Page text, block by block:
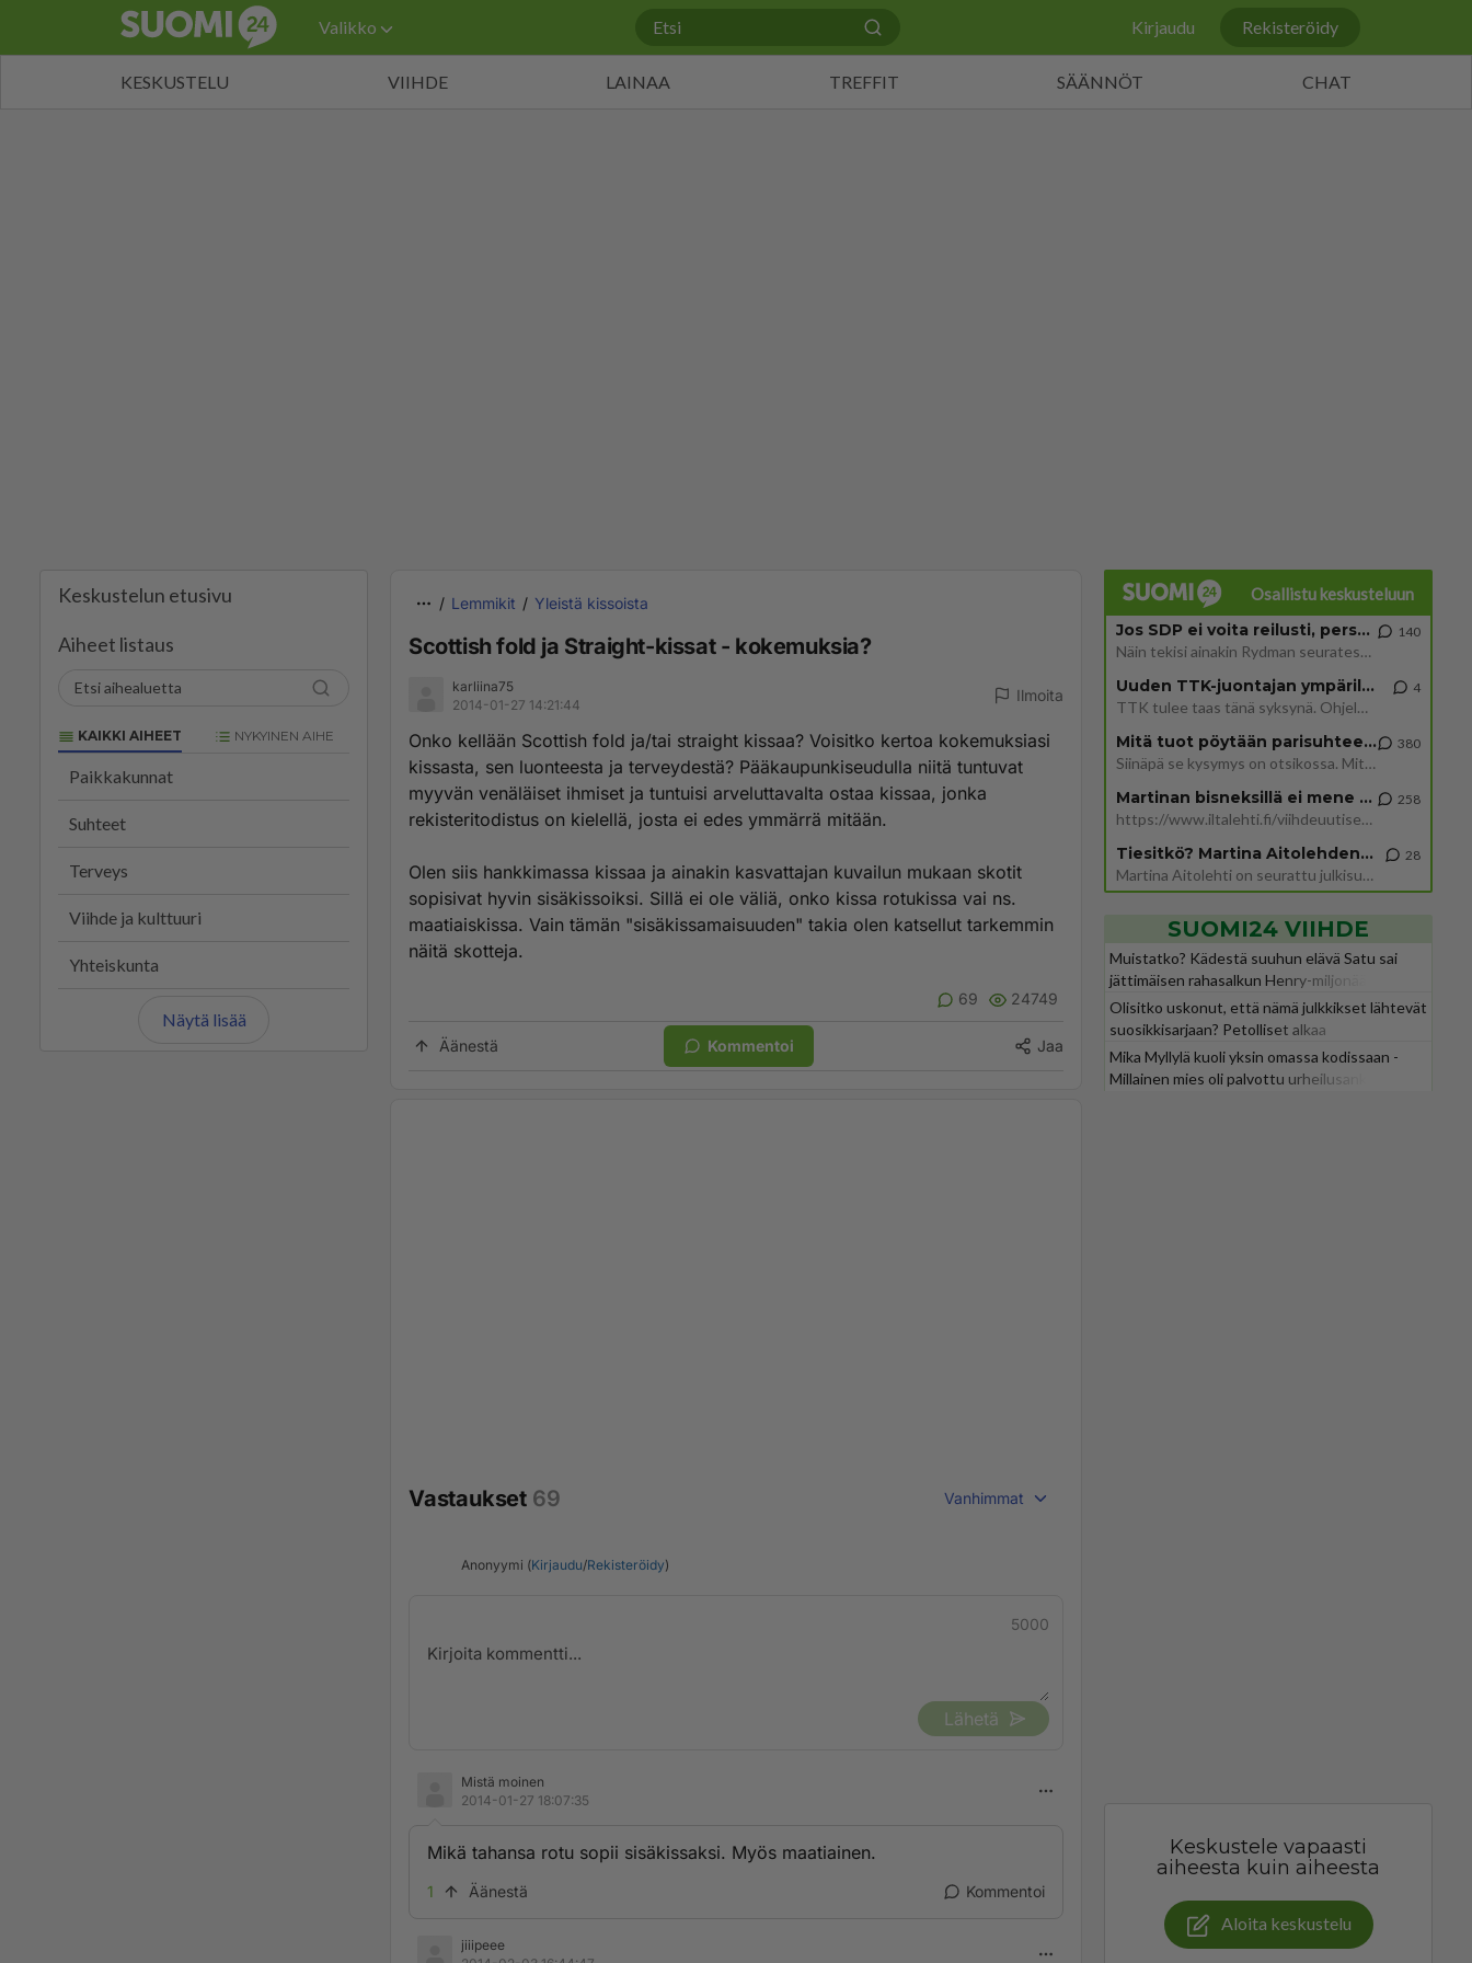
Valikko Kirjaudu Rekisteröidy
KESKUSTELU VIIHDE LAINAA TREFFIT SÄÄNNÖT CHAT
Keskustelun etusivu
Aiheet listaus
KAIKKI AIHEET NYKYINEN AIHE
Paikkakunnat
Suhteet
Terveys
Viihde ja kulttuuri
Yhteiskunta
Näytä lisää
Lemmikit Yleistä kissoista
Scottish fold ja Straight-kissat - kokemuksia?
karliina75
2014-01-27 14:21:44
Ilmoita
Onko kellään Scottish fold ja/tai straight kissaa? Voisitko kertoa kokemuksiasi
kissasta, sen luonteesta ja terveydestä? Pääkaupunkiseudulla niitä tuntuvat
myyvän venäläiset ihmiset ja tuntuisi arveluttavalta ostaa kissaa, jonka
rekisteritodistus on kielellä, josta ei edes ymmärrä mitään.
Olen siis hankkimassa kissaa ja ainakin kasvattajan kuvailun mukaan skotit
sopisivat hyvin sisäkissoiksi. Sillä ei ole väliä, onko kissa rotukissa vai ns.
maatiaiskissa. Vain tämän "sisäkissamaisuuden" takia olen katsellut tarkemmin
näitä skotteja.
69 24749
Äänestä Kommentoi Jaa
Vastaukset 69 Vanhimmat
Anonyymi (Kirjaudu/Rekisteröidy)
5000
Lähetä
Mistä moinen
2014-01-27 18:07:35
Mikä tahansa rotu sopii sisäkissaksi. Myös maatiainen.
1 Äänestä Kommentoi
jiiipeee
Osallistu keskusteluun
Jos SDP ei voita reilusti, persut kumoavat demokratian Suomesta
Näin tekisi ainakin Rydman seuratessaan idolinsa Trumpin mallia https://www.is.fi/politiikka/art-2000012187244.html
140
Uuden TTK-juontajan ympärillä epätietoisuus sakenee - Nyt MTV hämmentää soppaa
TTK tulee taas tänä syksynä. Ohjelman uudet tähtioppilaat julkistetaan torstaina 6. elokuuta klo 14 alkavassa lehdistö
4
Mitä tuot pöytään parisuhteessa?
Siinäpä se kysymys on otsikossa. Mitäpä siis tuot/toisit pöytään parisuhteessa? Oletko mies vai nainen? Koetko sen mitä
380
Martinan bisneksillä ei mene hyvin
https://www.iltalehti.fi/viihdeuutiset/a/c46da6ab-340f-4790-aaa7-0865eed2336 Yrityksen konkurssihakemus on tullut kärä
258
Tiesitkö? Martina Aitolehden isäpuoli on tämä suosittu laulaja
Martina Aitolehti on seurattu julkisuuden henkilö. Lähipiiriin mahtuu muitakin tunnettuja henkilöitä. Tiesitkö, että Ma
28
SUOMI24 VIIHDE
Muistatko? Kädestä suuhun elävä Satu sai
jättimäisen rahasalkun Henry-miljonääriltä
Olisitko uskonut, että nämä julkkikset lähtevät
suosikkisarjaan? Petolliset alkaa
jättiyllätyksellä
Mika Myllylä kuoli yksin omassa kodissaan -
Millainen mies oli palvottu urheilusankari?
Keskustele vapaasti
aiheesta kuin aiheesta
Aloita keskustelu